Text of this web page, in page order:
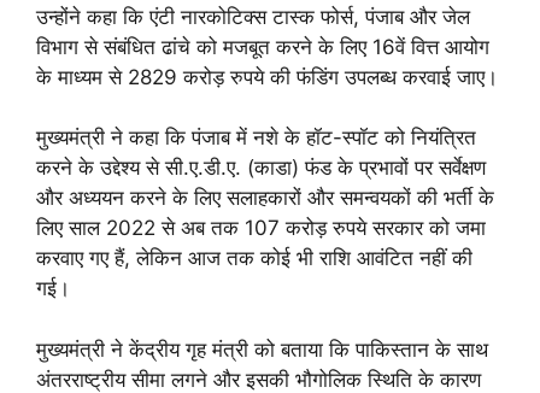
उन्होंने कहा कि एंटी नारकोटिक्स टास्क फोर्स, पंजाब और जेल
विभाग से संबंधित ढांचे को मजबूत करने के लिए 16वें वित्त आयोग
के माध्यम से 2829 करोड़ रुपये की फंडिंग उपलब्ध करवाई जाए।
मुख्यमंत्री ने कहा कि पंजाब में नशे के हॉट-स्पॉट को नियंत्रित
करने के उद्देश्य से सी.ए.डी.ए. (काडा) फंड के प्रभावों पर सर्वेक्षण
और अध्ययन करने के लिए सलाहकारों और समन्वयकों की भर्ती के
लिए साल 2022 से अब तक 107 करोड़ रुपये सरकार को जमा
करवाए गए हैं, लेकिन आज तक कोई भी राशि आवंटित नहीं की
गई।
मुख्यमंत्री ने केंद्रीय गृह मंत्री को बताया कि पाकिस्तान के साथ
अंतरराष्ट्रीय सीमा लगने और इसकी भौगोलिक स्थिति के कारण